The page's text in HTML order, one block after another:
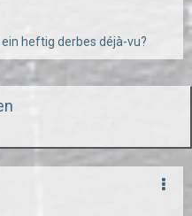
heftig derbes déjà-vu?